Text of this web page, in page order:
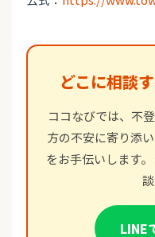
どこに相談
ココなびでは、不
方の不安に寄り添
をお手伝いします
LINE